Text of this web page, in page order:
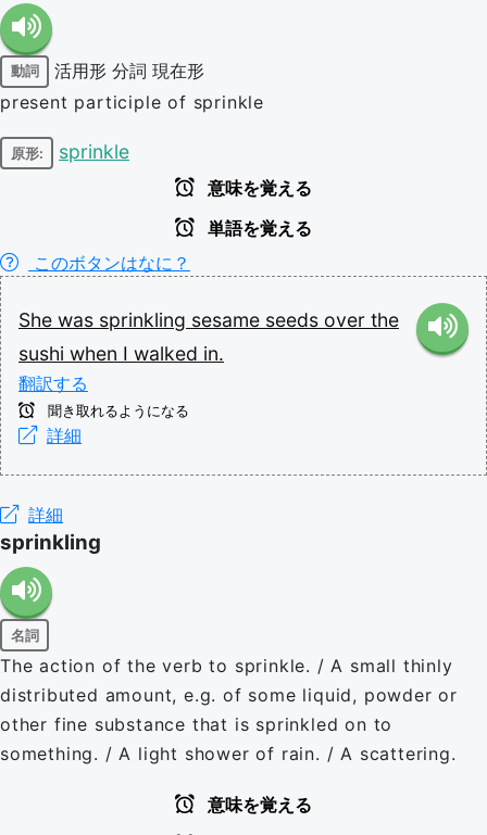
動詞 活用形 分詞 現在形
present participle of sprinkle
原形: sprinkle
意味を覚える
単語を覚える
このボタンはなに？
She was sprinkling sesame seeds over the
sushi when I walked in.
翻訳する
聞き取れるようになる
詳細
詳細
sprinkling
名詞
The action of the verb to sprinkle. / A small thinly
distributed amount, e.g. of some liquid, powder or
other fine substance that is sprinkled on to
something. / A light shower of rain. / A scattering.
意味を覚える